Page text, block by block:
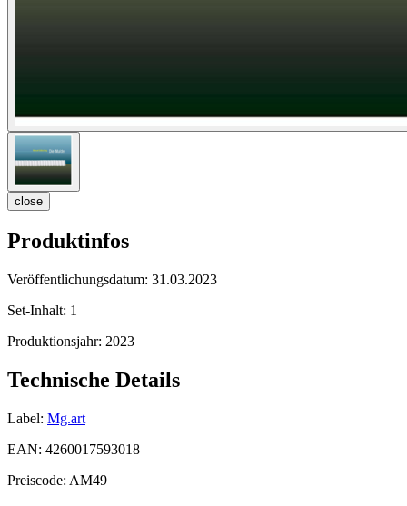
close
Produktinfos
Veröffentlichungsdatum: 31.03.2023
Set-Inhalt: 1
Produktionsjahr: 2023
Technische Details
Label: Mg.art
EAN: 4260017593018
Preiscode: AM49